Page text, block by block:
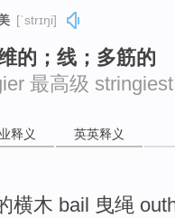
[ˈstrɪŋi]
的；线；多筋的
最高级
释义 英英释义
横木 bail 曳绳